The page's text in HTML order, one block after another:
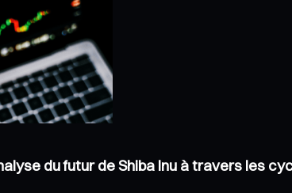
du futur de Shiba Inu à travers les